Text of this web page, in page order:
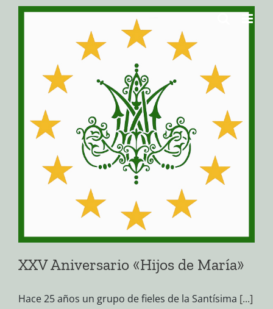
Saltar
XXV Aniversario «Hijos de María»
Hace 25 años un grupo de fieles de la Santísima [...]